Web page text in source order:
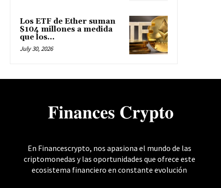
Los ETF de Ether suman
$104 millones a medida
que los...
July 30, 2026
𝐅𝐢𝐧𝐚𝐧𝐜𝐞𝐬 𝐂𝐫𝐲𝐩𝐭𝐨
En Financescrypto, nos apasiona el mundo de las
criptomonedas y las oportunidades que ofrece este
ecosistema financiero en constante evolución